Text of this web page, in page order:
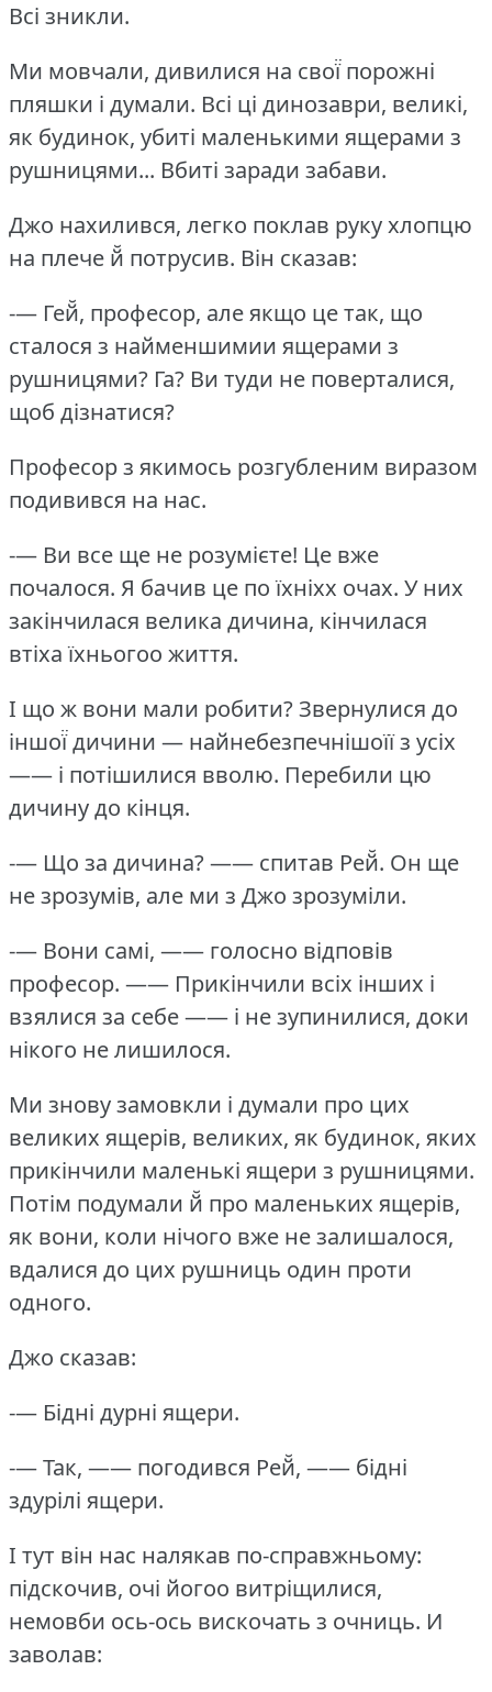
Всі зникли.
Ми мовчали, дивилися на свої̈ порожні
пляшки і думали. Всі ці динозаври, великі,
як будинок, убиті маленькими ящерами з
рушницями... Вбиті заради забави.
Джо нахилився, легко поклав руку хлопцю
на плече й̆ потрусив. Він сказав:
-— Гей̆, професор, але якщо це так, що
сталося з найменшимии ящерами з
рушницями? Га? Ви туди не поверталися,
щоб дізнатися?
Професор з якимось розгубленим виразом
подивився на нас.
-— Ви все ще не розумієте! Це вже
почалося. Я бачив це по їхніхх очах. У них
закінчилася велика дичина, кінчилася
втіха їхньогоо життя.
І що ж вони мали робити?Звернулися до
іншої̈ дичини — найнебезпечнішоїї з усіх
—— і потішилися вволю. Перебили цю
дичину до кінця.
-— Що за дичина?—— спитав Рей̆. Он ще
не зрозумів, але ми з Джо зрозуміли.
-— Вони самі, —— голосно відповів
професор. —— Прикінчили всіх інших і
взялися за себе —— і не зупинилися, доки
нікого не лишилося.
Ми знову замовкли і думали про цих
великих ящерів, великих, як будинок, яких
прикінчили маленькі ящери з рушницями.
Потім подумали й̆ про маленьких ящерів,
як вони, коли нічого вже не залишалося,
вдалися до цих рушниць один проти
одного.
Джо сказав:
-— Бідні дурні ящери.
-— Так, —— погодився Рей̆, —— бідні
здурілі ящери.
І тут він нас налякав по-справжньому:
підскочив, очі йогоо витріщилися,
немовби ось-ось вискочать з очниць. И
заволав: